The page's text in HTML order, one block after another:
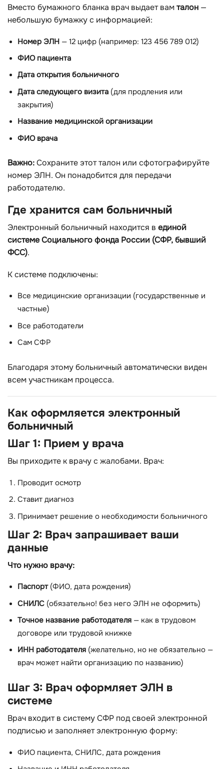
Вместо бумажного бланка врач выдает вамталон —
небольшую бумажку с информацией:
Номер ЭЛН — 12 цифр (например: 123 456 789 012)
ФИО пациента
Дата открытия больничного
Дата следующего визита (для продления или
закрытия)
Название медицинской организации
ФИО врача
Важно:Сохраните этот талон или сфотографируйте
номер ЭЛН. Он понадобится для передачи
работодателю.
Где хранится сам больничный
Электронный больничный находится в единой
системе Социального фонда России (СФР, бывший
ФСС).
К системе подключены:
Все медицинские организации (государственные и
частные)
Все работодатели
Сам СФР
Благодаря этому больничный автоматически виден
всем участникам процесса.
Как оформляется электронный
больничный
Шаг 1: Прием у врача
Вы приходите к врачу с жалобами. Врач:
Проводит осмотр
Ставит диагноз
Принимает решение о необходимости больничного
Шаг 2: Врач запрашивает ваши
данные
Что нужно врачу:
Паспорт(ФИО, дата рождения)
СНИЛС (обязательно! без него ЭЛН не оформить)
Точное название работодателя — как в трудовом
договоре или трудовой книжке
ИНН работодателя (желательно, но не обязательно —
врач может найти организацию по названию)
Шаг 3: Врач оформляет ЭЛН в
системе
Врач входит в систему СФР под своей электронной
подписью и заполняет электронную форму:
ФИО пациента, СНИЛС, дата рождения